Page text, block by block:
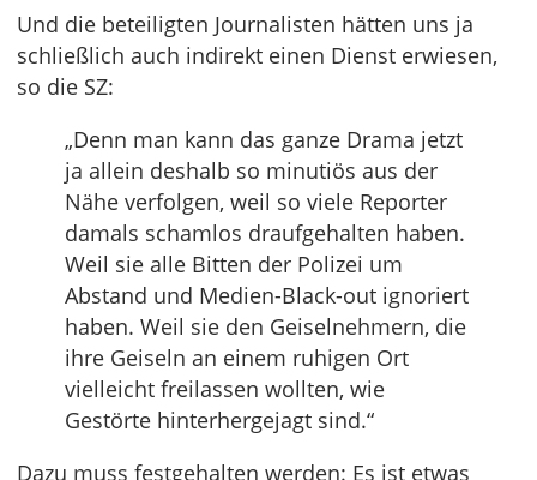
Und die beteiligten Journalisten hätten uns ja
schließlich auch indirekt einen Dienst erwiesen,
so die SZ:
„Denn man kann das ganze Drama jetzt
ja allein deshalb so minutiös aus der
Nähe verfolgen, weil so viele Reporter
damals schamlos draufgehalten haben.
Weil sie alle Bitten der Polizei um
Abstand und Medien-Black-out ignoriert
haben. Weil sie den Geiselnehmern, die
ihre Geiseln an einem ruhigen Ort
vielleicht freilassen wollten, wie
Gestörte hinterhergejagt sind.“
Dazu muss festgehalten werden: Es ist etwas